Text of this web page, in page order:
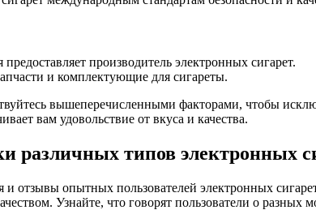
производитель электронных сигарет.
и комплектующие для сигареты.
вышеперечисленными факторами, чтобы
вам удовольствие от вкуса и качества.
различных типов электронных
отзывы опытных пользователей электронных
Узнайте, что говорят пользователи о